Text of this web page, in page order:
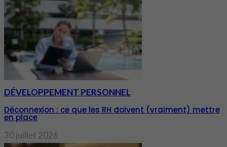
DÉVELOPPEMENT PERSONNEL
Déconnexion : ce que les RH doivent (vraiment) mettre
en place
30 juillet 2026